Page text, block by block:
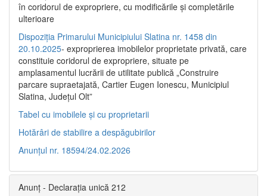
în coridorul de expropriere, cu modificările şi completările
ulterioare
Dispoziția Primarului Municipiului Slatina nr. 1458 din
20.10.2025- exproprierea imobilelor proprietate privată, care
constituie coridorul de expropriere, situate pe
amplasamentul lucrării de utilitate publică „Construire
parcare supraetajată, Cartier Eugen Ionescu, Municipiul
Slatina, Județul Olt”
Tabel cu imobilele și cu proprietarii
Hotărâri de stabilire a despăgubirilor
Anunțul nr. 18594/24.02.2026
Anunț - Declarația unică 212